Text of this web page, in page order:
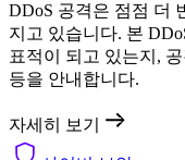
DDoS 공격은 점점 더
지고 있습니다. 본
표적이 되고 있는지,
등을 안내합니다.
자세히 보기